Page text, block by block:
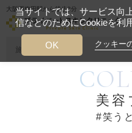
大阪西梅田駅から徒歩2分
糸リフト
今月の
笑うと目にシワ
美容
#笑う
当サイトでは、サービス向
信などのためにCookieを利
クッキー
OK